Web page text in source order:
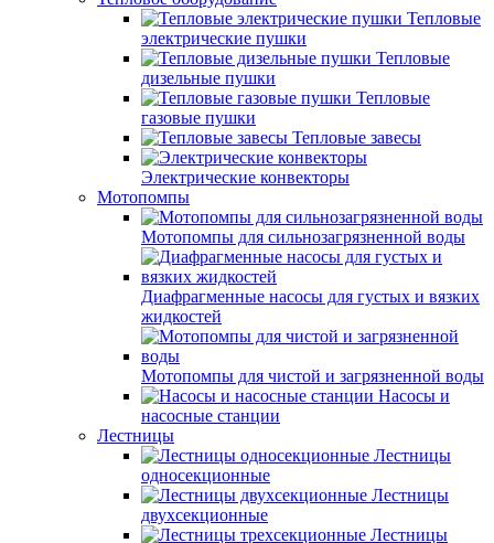
Тепловые
электрические пушки
Тепловые
дизельные пушки
Тепловые
газовые пушки
Тепловые завесы
Электрические конвекторы
Мотопомпы
Мотопомпы для сильнозагрязненной воды
Диафрагменные насосы для густых и вязких
жидкостей
Мотопомпы для чистой и загрязненной воды
Насосы и
насосные станции
Лестницы
Лестницы
односекционные
Лестницы
двухсекционные
Лестницы